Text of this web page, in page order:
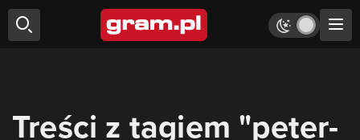
Treści z tagiem "peter-